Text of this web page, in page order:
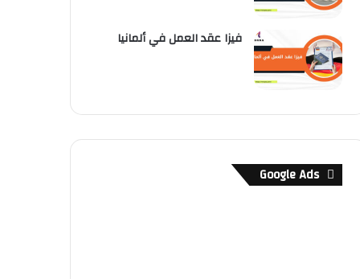
فيزا عقد العمل في ألمانيا
Google Ads